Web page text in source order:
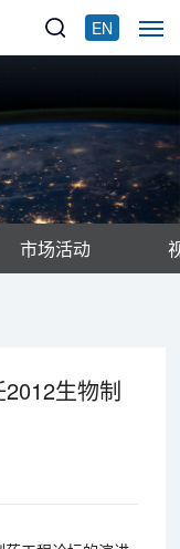
EN
市场活动
生物制